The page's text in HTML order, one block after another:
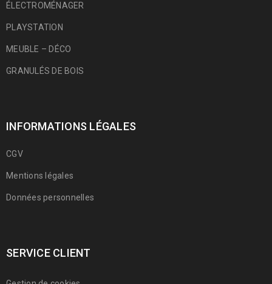
ÉLECTROMÉNAGER
PLAYSTATION
MEUBLE – DÉCO
GRANULÉS DE BOIS
INFORMATIONS LÉGALES
CGV
Mentions légales
Données personnelles
SERVICE CLIENT